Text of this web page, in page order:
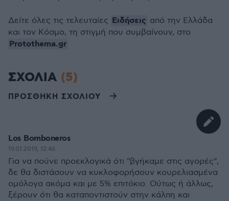
Δείτε όλες τις τελευταίες Ειδήσεις από την Ελλάδα
και τον Κόσμο, τη στιγμή που συμβαίνουν, στο
Protothema.gr
ΣΧΟΛΙΑ (5)
ΠΡΟΣΘΗΚΗ ΣΧΟΛΙΟΥ
Los Bomboneros
19.01.2019, 12:46
Για να πούνε προεκλογικά ότι "βγήκαμε στις αγορές",
δε θα διστάσουν να κυκλοφορήσουν κουρελιασμένα
ομόλογα ακόμα και με 5% επιτόκιο. Ούτως ή άλλως,
ξέρουν ότι θα καταποντιστούν στην κάλπη και